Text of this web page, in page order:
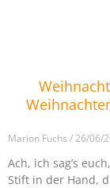
Marion Fuchs 26/06/
Ach, ich sag’s
Stift in der Hand,